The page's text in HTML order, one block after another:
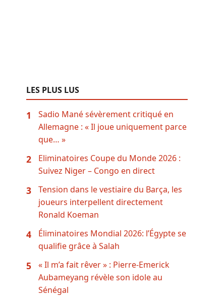
LES PLUS LUS
1
Sadio Mané sévèrement critiqué en
Allemagne : « Il joue uniquement parce
que… »
2
Eliminatoires Coupe du Monde 2026 :
Suivez Niger – Congo en direct
3
Tension dans le vestiaire du Barça, les
joueurs interpellent directement
Ronald Koeman
4
Éliminatoires Mondial 2026: l’Égypte se
qualifie grâce à Salah
5
« Il m’a fait rêver » : Pierre-Emerick
Aubameyang révèle son idole au
Sénégal